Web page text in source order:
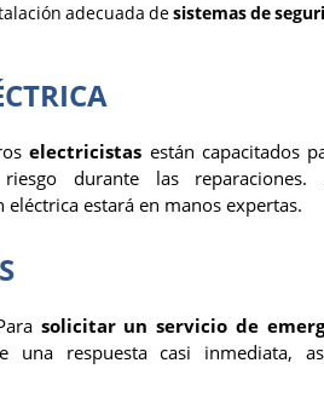
adecuada desistemas de
electricistas están capacitados
durante las
estará en manos expertas.
solicitar un servicio de
una respuesta casi inmediata,